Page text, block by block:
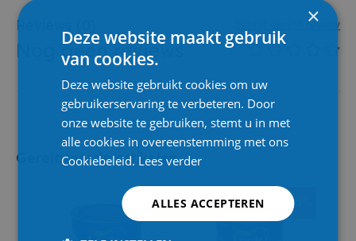
Reviews Schrijf eerste review
Nog geen reviews
Gerelateerde artikelen
10% 15%
×
Deze website maakt gebruik
van cookies.
Deze website gebruikt cookies om uw
gebruikerservaring te verbeteren. Door
onze website te gebruiken, stemt u in met
alle cookies in overeenstemming met ons
Cookiebeleid. Lees verder
ALLES ACCEPTEREN